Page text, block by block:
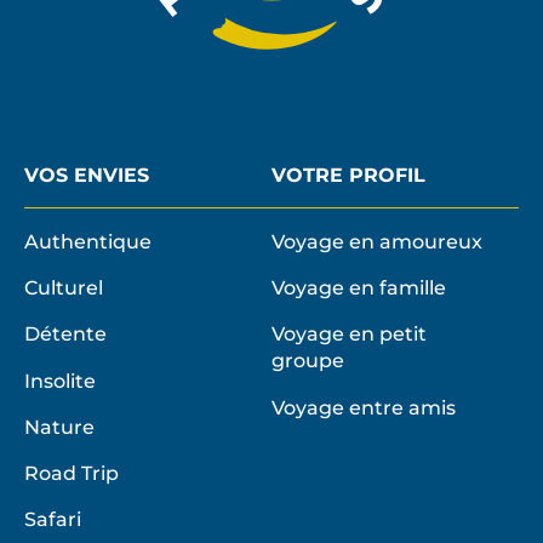
VOS ENVIES
Authentique
Culturel
Détente
Insolite
Nature
Road Trip
Safari
VOTRE PROFIL
Voyage en amoureux
Voyage en famille
Voyage en petit
groupe
Voyage entre amis